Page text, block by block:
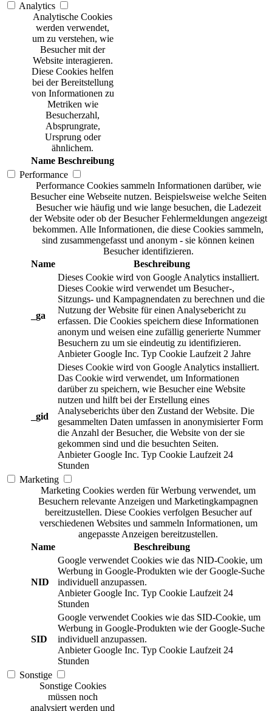
Analytics
Analytische Cookies
werden verwendet,
um zu verstehen, wie
Besucher mit der
Website interagieren.
Diese Cookies helfen
bei der Bereitstellung
von Informationen zu
Metriken wie
Besucherzahl,
Absprungrate,
Ursprung oder
ähnlichem.
Name Beschreibung
Performance
Performance Cookies sammeln Informationen darüber, wie
Besucher eine Webseite nutzen. Beispielsweise welche Seiten
Besucher wie häufig und wie lange besuchen, die Ladezeit
der Website oder ob der Besucher Fehlermeldungen angezeigt
bekommen. Alle Informationen, die diese Cookies sammeln,
sind zusammengefasst und anonym - sie können keinen
Besucher identifizieren.
Name
Beschreibung
_ga
Dieses Cookie wird von Google Analytics installiert.
Dieses Cookie wird verwendet um Besucher-,
Sitzungs- und Kampagnendaten zu berechnen und die
Nutzung der Website für einen Analysebericht zu
erfassen. Die Cookies speichern diese Informationen
anonym und weisen eine zufällig generierte Nummer
Besuchern zu um sie eindeutig zu identifizieren.
Anbieter Google Inc. Typ Cookie Laufzeit 2 Jahre
_gid
Dieses Cookie wird von Google Analytics installiert.
Das Cookie wird verwendet, um Informationen
darüber zu speichern, wie Besucher eine Website
nutzen und hilft bei der Erstellung eines
Analyseberichts über den Zustand der Website. Die
gesammelten Daten umfassen in anonymisierter Form
die Anzahl der Besucher, die Website von der sie
gekommen sind und die besuchten Seiten.
Anbieter Google Inc. Typ Cookie Laufzeit 24
Stunden
Marketing
Marketing Cookies werden für Werbung verwendet, um
Besuchern relevante Anzeigen und Marketingkampagnen
bereitzustellen. Diese Cookies verfolgen Besucher auf
verschiedenen Websites und sammeln Informationen, um
angepasste Anzeigen bereitzustellen.
Name
Beschreibung
NID
Google verwendet Cookies wie das NID-Cookie, um
Werbung in Google-Produkten wie der Google-Suche
individuell anzupassen.
Anbieter Google Inc. Typ Cookie Laufzeit 24
Stunden
SID
Google verwendet Cookies wie das SID-Cookie, um
Werbung in Google-Produkten wie der Google-Suche
individuell anzupassen.
Anbieter Google Inc. Typ Cookie Laufzeit 24
Stunden
Sonstige
Sonstige Cookies
müssen noch
analysiert werden und